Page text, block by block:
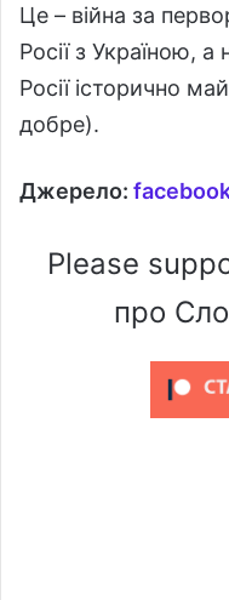
Це – війна за
Росії з Україною,
Росії історично
добре).
Джерело:
Please
про